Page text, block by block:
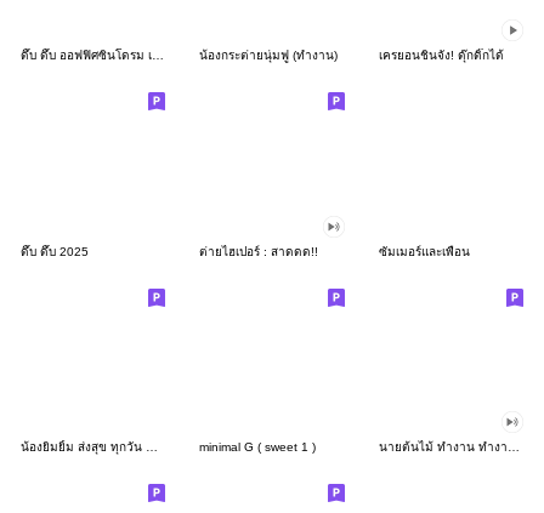
ดึ๊บ ดึ๊บ ออฟฟิศซินโดรม เก้า น้องกระต่ายนุ่มฟู (ทำงาน) เครยอนชินจัง! ดุ๊กดิ๊กได้
ดึ๊บ ดึ๊บ 2025 ต่ายไฮเปอร์ : สาดดด!! ซัมเมอร์และเพื่อน
minimal G ( sweet 1 )